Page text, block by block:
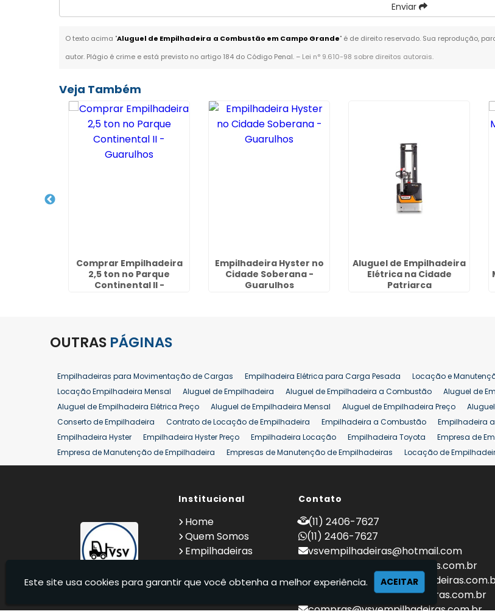
Enviar
O texto acima "Aluguel de Empilhadeira a Combustão em Campo Grande" é de direito reservado. Sua reprodução,
autor. Plágio é crime e está previsto no artigo 184 do Código Penal. – Lei n° 9.610-98 sobre direitos autorais.
Veja Também
Comprar Empilhadeira
2,5 ton no Parque
Continental II -
Empilhadeira Hyster no
Cidade Soberana -
Guarulhos
Aluguel de Empilhadeira
Elétrica na Cidade
Patriarca
OUTRAS PÁGINAS
Empilhadeiras para Movimentação de Cargas Empilhadeira Elétrica para Carga Pesada Locação e
Locação Empilhadeira Mensal
Aluguel de Empilhadeira Aluguel de Empilhadeira a Combustão Aluguel de
Aluguel de Empilhadeira Elétrica Preço
Aluguel de Empilhadeira Mensal Aluguel de Empilhadeira Preço
Conserto de Empilhadeira
Contrato de Locação de Empilhadeira Empilhadeira a Combustão Empilhadeira
Empilhadeira Hyster
Empilhadeira Hyster Preço Empilhadeira Locação Empilhadeira Toyota Empresa de
Empresa de Manutenção de Empilhadeira
Empresas de Manutenção de Empilhadeiras Locação de
Locação Empilhadeira Hyster
Locação Empilhadeira para Hipermercados Locação Empilhadeira para
Comprar Empilhadeira Comprar Empilhadeira Elétrica
Locação de Empilhadeira 25 ton
Comprar Empilhadeira 25 ton Empilhadeira a Combustão 25 ton Preço de
Institucional
Home
Quem Somos
Empilhadeiras
Informações
Contato
(11) 2406-7627
(11) 2406-7627
vsvempilhadeiras@hotmail.com
locacao@vsvempilhadeiras.com.br
financeiro@vsvempilhadeiras.com.br
compras@vsvempilhadeiras.com.br
Este site usa cookies para garantir que você obtenha a melhor experiência. ACEITAR